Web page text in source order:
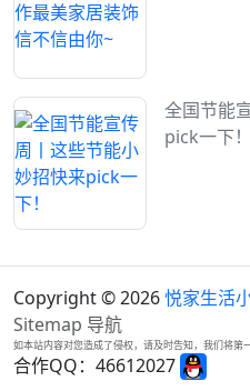
全国节能
pick一下！
Copyright © 2026悦家生活
Sitemap 导航
如本站内容对您造成了侵权，请及时告知，我们将第
合作QQ：46612027